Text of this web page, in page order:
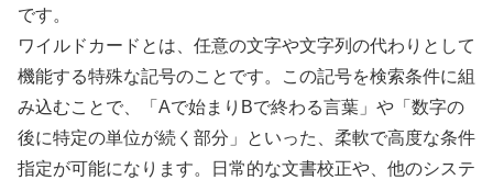
です。
ワイルドカードとは、任意の文字や文字列の代わりとして
機能する特殊な記号のことです。この記号を検索条件に組
み込むことで、「Aで始まりBで終わる言葉」や「数字の
後に特定の単位が続く部分」といった、柔軟で高度な条件
指定が可能になります。日常的な文書校正や、他のシステ